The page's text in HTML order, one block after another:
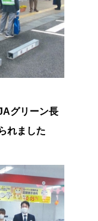
グリーン長
れました